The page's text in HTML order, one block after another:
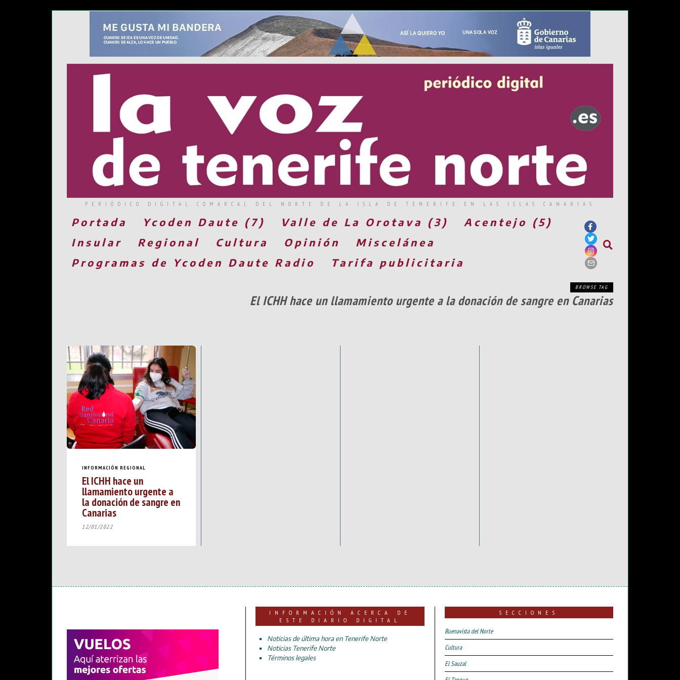
PERIÓDICO DIGITAL COMARCAL DEL NORTE DE LA ISLA DE TENERIFE EN LAS ISLAS CANARIAS
Portada Ycoden Daute (7) Valle de La Orotava (3)
Acentejo (5)
Insular
Regional Cultura Opinión
Miscelánea
Programas de Ycoden Daute Radio
Tarifa publicitaria
BROWSE TAG
El ICHH hace un llamamiento urgente a la donación de sangre en Canarias
INFORMACIÓN REGIONAL
El ICHH hace un
llamamiento urgente a
la donación de sangre en
Canarias
12/01/2022
INFORMACIÓN ACERCA DE
ESTE DIARIO DIGITAL
Noticias de última hora en Tenerife Norte
Noticias Tenerife Norte
Términos legales
SECCIONES
Buenavista del Norte
Cultura
El Sauzal